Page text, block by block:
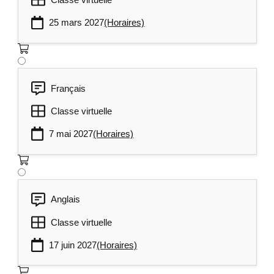
continu avec les parties prenantes,
adaptation des cibles à l'évolution des
25 mars 2027(Horaires)
Français
Classe virtuelle
7 mai 2027(Horaires)
Anglais
Classe virtuelle
17 juin 2027(Horaires)